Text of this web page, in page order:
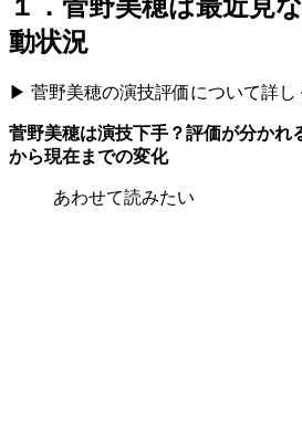
動状況
▶ 菅野美穂の演技評価について詳し
菅野美穂は演技下手？評価が分かれ
から現在までの変化
あわせて読みたい